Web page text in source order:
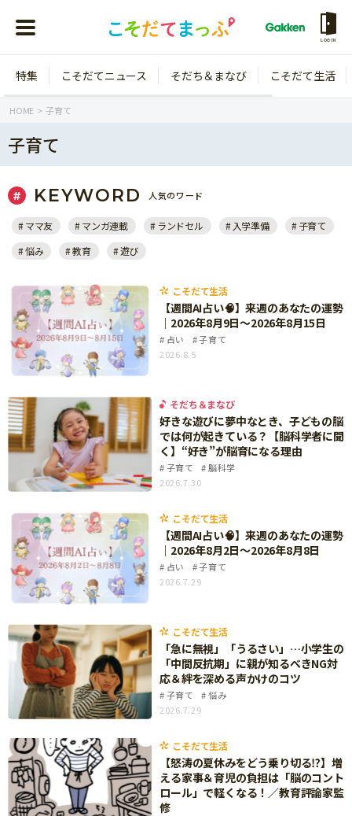
LOGIN
年齢から探す
年中
年長
小学1年生
小学2年生
小学3年生
小学4年生
小学5年生
特集
こそだてニュース
イベント
ニュース
そだち＆まなび
ワーク・ドリル
幼稚園・保育園
小学校
科学・プログラミング
教育・学習
絵本・読み聞かせ
自由研究・工作
読書感想文
本・読書
運動・あそび・ゲーム
英語
習い事
知育
こそだて生活
住まい
ファッション・美容
行事・イベント
親子でいっしょに
人間関係
おでかけ
料理
マネー
健康
こそだてマンガ
特集 こそだてニュース そだち＆まなび こそだて生活
HOME 子育て
子育て
KEYWORD 人気のワード
ママ友 マンガ連載 ランドセル 入学準備
子育て
悩み
教育 遊び
こそだて生活
【週間AI占い🧠】来週のあなたの運勢
｜2026年8月9日〜2026年8月15日
占い
子育て
2026.8.5
そだち＆まなび
好きな遊びに夢中なとき、子どもの脳
では何が起きている？【脳科学者に聞
く】“好き”が脳育になる理由
子育て
脳科学
2026.7.30
こそだて生活
【週間AI占い🧠】来週のあなたの運勢
｜2026年8月2日〜2026年8月8日
占い
子育て
2026.7.29
こそだて生活
「急に無視」「うるさい」…小学生の
「中間反抗期」に親が知るべきNG対
応＆絆を深める声かけのコツ
子育て
悩み
2026.7.29
こそだて生活
【怒涛の夏休みをどう乗り切る⁉】増
える家事＆育児の負担は「脳のコント
ロール」で軽くなる！／教育評論家監
修